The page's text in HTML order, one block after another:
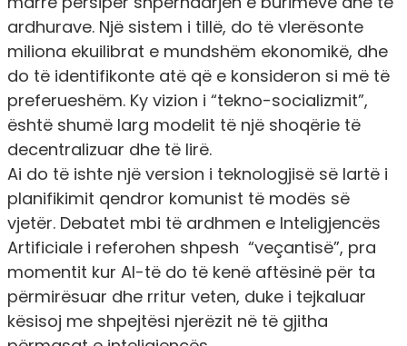
ardhurave. Një sistem i tillë, do të vlerësonte
miliona ekuilibrat e mundshëm ekonomikë, dhe
do të identifikonte atë që e konsideron si më të
preferueshëm. Ky vizion i “tekno-socializmit”,
është shumë larg modelit të një shoqërie të
decentralizuar dhe të lirë.
Ai do të ishte një version i teknologjisë së lartë i
planifikimit qendror komunist të modës së
vjetër. Debatet mbi të ardhmen e Inteligjencës
Artificiale i referohen shpesh “veçantisë”, pra
momentit kur AI-të do të kenë aftësinë për ta
përmirësuar dhe rritur veten, duke i tejkaluar
kësisoj me shpejtësi njerëzit në të gjitha